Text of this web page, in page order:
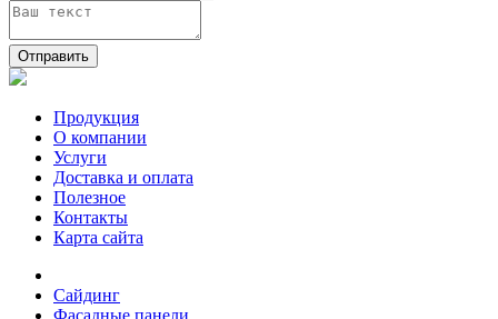
Отправить
Продукция
О компании
Услуги
Доставка и оплата
Полезное
Контакты
Карта сайта
Сайдинг
Фасадные панели